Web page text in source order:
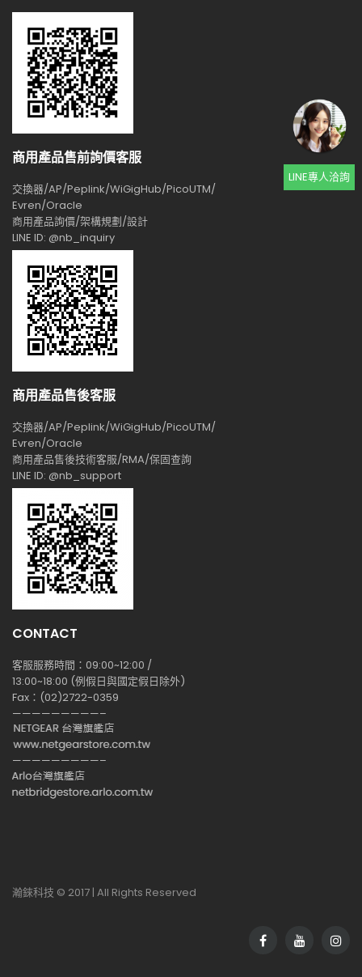
商用產品售前詢價客服
交換器/AP/Peplink/WiGigHub/PicoUTM/
Evren/Oracle
商用產品詢價/架構規劃/設計
LINE ID: @nb_inquiry
商用產品售後客服
交換器/AP/Peplink/WiGigHub/PicoUTM/
Evren/Oracle
商用產品售後技術客服/RMA/保固查詢
LINE ID: @nb_support
CONTACT
客服服務時間：09:00~12:00 /
13:00~18:00 (例假日與國定假日除外)
Fax：(02)2722-0359
—————————–
—————————–
LINE專人洽詢
瀚錸科技 © 2017 | All Rights Reserved